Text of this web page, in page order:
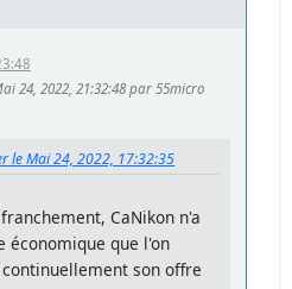
24, 2022, 21:32:48 par 55micro
le Mai 24, 2022, 17:32:35
CaNikon n'a
économique que l'on
son offre